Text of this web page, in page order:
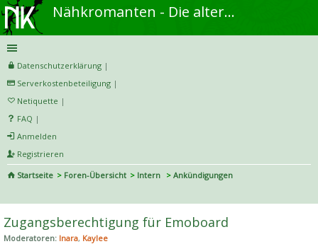
Nähkromanten - Die alternative Näh- und DIY-Community
Datenschutzerklärung |
Serverkostenbeteiligung |
Netiquette |
FAQ |
Anmelden
Registrieren
Startseite
Foren-Übersicht Intern
Ankündigungen
he
Zugangsberechtigung für Emoboard
Moderatoren: Inara, Kaylee